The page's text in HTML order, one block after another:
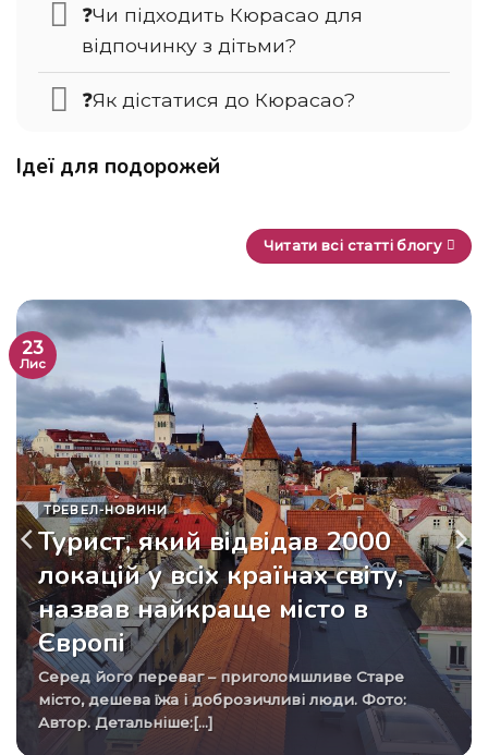
❓Чи підходить Кюрасао для
відпочинку з дітьми?
❓Як дістатися до Кюрасао?
Ідеї для подорожей
Читати всі статті блогу
ТРЕВЕЛ-НОВИНИ
Турист, який відвідав 2000
локацій у всіх країнах світу,
назвав найкраще місто в
Європі
Серед його переваг – приголомшливе Старе
місто, дешева їжа і доброзичливі люди. Фото:
Автор. Детальніше:[...]
23
Лис